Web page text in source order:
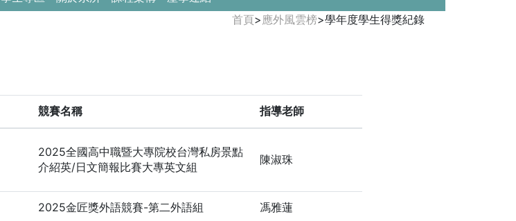
首頁> 應外風雲榜>學年度學生得獎紀錄
競賽名稱 指導老師
2025全國高中職暨大專院校台灣私房景點
介紹英/日文簡報比賽大專英文組
陳淑珠
2025金匠獎外語競賽-第二外語組 馮雅蓮